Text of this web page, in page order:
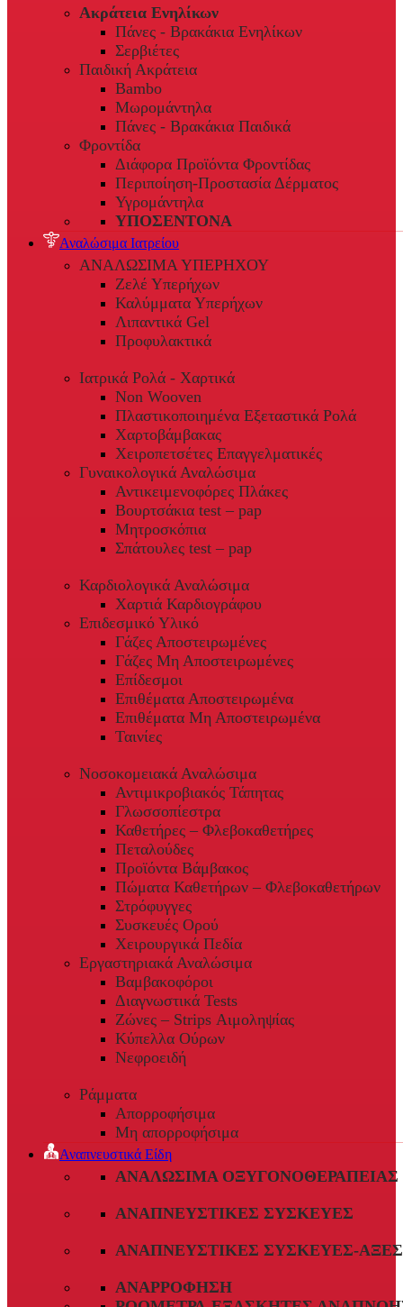
Ακράτεια Ενηλίκων
Πάνες - Βρακάκια Ενηλίκων
Σερβιέτες
Παιδική Ακράτεια
Bambo
Μωρομάντηλα
Πάνες - Βρακάκια Παιδικά
Φροντίδα
Διάφορα Προϊόντα Φροντίδας
Περιποίηση-Προστασία Δέρματος
Υγρομάντηλα
ΥΠΟΣΕΝΤΟΝΑ
Αναλώσιμα Ιατρείου
ΑΝΑΛΩΣΙΜΑ ΥΠΕΡΗΧΟΥ
Ζελέ Υπερήχων
Καλύμματα Υπερήχων
Λιπαντικά Gel
Προφυλακτικά
Ιατρικά Ρολά - Χαρτικά
Non Wooven
Πλαστικοποιημένα Εξεταστικά Ρολά
Χαρτοβάμβακας
Χειροπετσέτες Επαγγελματικές
Γυναικολογικά Αναλώσιμα
Αντικειμενοφόρες Πλάκες
Βουρτσάκια test – pap
Μητροσκόπια
Σπάτουλες test – pap
Καρδιολογικά Αναλώσιμα
Χαρτιά Καρδιογράφου
Επιδεσμικό Υλικό
Γάζες Αποστειρωμένες
Γάζες Μη Αποστειρωμένες
Επίδεσμοι
Επιθέματα Αποστειρωμένα
Επιθέματα Μη Αποστειρωμένα
Ταινίες
Νοσοκομειακά Αναλώσιμα
Αντιμικροβιακός Τάπητας
Γλωσσοπίεστρα
Καθετήρες – Φλεβοκαθετήρες
Πεταλούδες
Προϊόντα Βάμβακος
Πώματα Καθετήρων – Φλεβοκαθετήρων
Στρόφυγγες
Συσκευές Ορού
Χειρουργικά Πεδία
Εργαστηριακά Αναλώσιμα
Βαμβακοφόροι
Διαγνωστικά Tests
Ζώνες – Strips Αιμοληψίας
Κύπελλα Ούρων
Νεφροειδή
Ράμματα
Απορροφήσιμα
Μη απορροφήσιμα
Αναπνευστικά Είδη
ΑΝΑΛΏΣΙΜΑ ΟΞΥΓΟΝΟΘΕΡΑΠΕΊΑΣ
ΑΝΑΠΝΕΥΣΤΙΚΈΣ ΣΥΣΚΕΥΈΣ
ΑΝΑΠΝΕΥΣΤΙΚΈΣ ΣΥΣΚΕΥΈΣ-
ΑΝΑΡΡΌΦΗΣΗ